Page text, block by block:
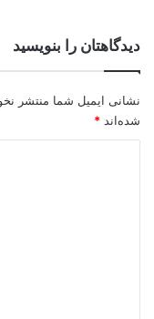
دیدگاهتان را بنویسید
نشانی ایمیل شما منتشر
شده‌اند *